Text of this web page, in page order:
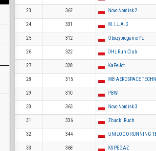
23 362 Novo Nordisk 2
24 331 M.I.L.A. 2
25 312 ObozybieganiePL
26 322 DHL Run Club
27 328 KaPeJot
28 315 MB AEROSPACE
29 310 PBW
30 363 Novo Nordisk 3
31 336 Zbucki Ruch
32 344 UNILOGO RUNNING
33 368 KS PEGAZ